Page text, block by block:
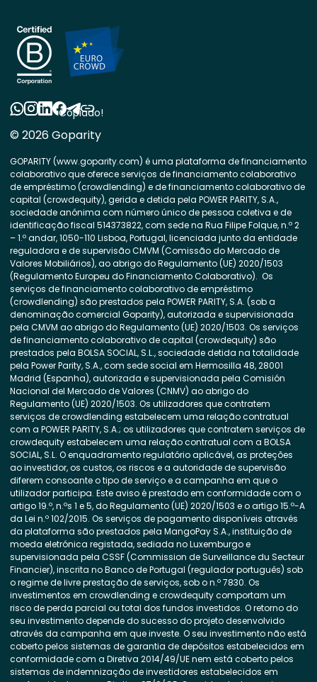
© 2026 Goparity
GOPARITY (www.goparity.com) é uma plataforma de financiamento
colaborativo que oferece serviços de financiamento colaborativo
de empréstimo (crowdlending) e de financiamento colaborativo de
capital (crowdequity), gerida e detida pela POWER PARITY, S.A.,
sociedade anónima com número único de pessoa coletiva e de
identificação fiscal 514373822, com sede na Rua Filipe Folque, n.º 2
– 1.º andar, 1050-110 Lisboa, Portugal, licenciada junto da entidade
reguladora e de supervisão CMVM (Comissão do Mercado de
Valores Mobiliários), ao abrigo do Regulamento (UE) 2020/1503
(Regulamento Europeu do Financiamento Colaborativo). Os
serviços de financiamento colaborativo de empréstimo
(crowdlending) são prestados pela POWER PARITY, S.A. (sob a
denominação comercial Goparity), autorizada e supervisionada
pela CMVM ao abrigo do Regulamento (UE) 2020/1503. Os serviços
de financiamento colaborativo de capital (crowdequity) são
prestados pela BOLSA SOCIAL, S.L., sociedade detida na totalidade
pela Power Parity, S.A., com sede social em Hermosilla 48, 28001
Madrid (Espanha), autorizada e supervisionada pela Comisión
Nacional del Mercado de Valores (CNMV) ao abrigo do
Regulamento (UE) 2020/1503. Os utilizadores que contratem
serviços de crowdlending estabelecem uma relação contratual
com a POWER PARITY, S.A.; os utilizadores que contratem serviços de
crowdequity estabelecem uma relação contratual com a BOLSA
SOCIAL, S.L. O enquadramento regulatório aplicável, as proteções
ao investidor, os custos, os riscos e a autoridade de supervisão
diferem consoante o tipo de serviço e a campanha em que o
utilizador participa. Este aviso é prestado em conformidade com o
artigo 19.º, n.ºs 1 e 5, do Regulamento (UE) 2020/1503 e o artigo 15.º-A
da Lei n.º 102/2015. Os serviços de pagamento disponíveis através
da plataforma são prestados pela MangoPay S.A., instituição de
moeda eletrónica registada, sediada no Luxemburgo e
supervisionada pela CSSF (Commission de Surveillance du Secteur
Financier), inscrita no Banco de Portugal (regulador português) sob
o regime de livre prestação de serviços, sob o n.º 7830. Os
investimentos em crowdlending e crowdequity comportam um
risco de perda parcial ou total dos fundos investidos. O retorno do
seu investimento depende do sucesso do projeto desenvolvido
através da campanha em que investe. O seu investimento não está
coberto pelos sistemas de garantia de depósitos estabelecidos em
conformidade com a Diretiva 2014/49/UE nem está coberto pelos
sistemas de indemnização de investidores estabelecidos em
Copiado!